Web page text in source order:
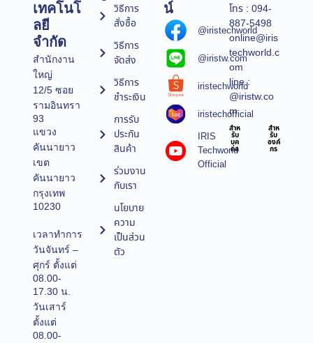
เทคโนโ
ลยี
จำกัด
สำนักงาน
ใหญ่
12/5 ซอย
รามอินทรา
93
แขวง
คันนายาว
เขต
คันนายาว
กรุงเทพ
10230
เวลาทำการ
วันจันทร์ –
ศุกร์ ตั้งแต่
08.00-
17.30 น.
วันเสาร์
ตั้งแต่
08.00-
วิธีการ
สั่งซื้อ
วิธีการ
จัดส่ง
วิธีการ
ชำระเงิน
การรับ
ประกัน
สินค้า
ร่วมงาน
กับเรา
นโยบาย
ความ
เป็นส่วน
ตัว
น์
@iristechworld
@iristw.com
iristechworld
iristechofficial
IRIS
Techworld
Official
โทร : 094-
887-5498
online@iris
techworld.c
om
line :
@iristw.co
m
สำห
รับ
บุค
คล
สำห
รับ
องค์
กร